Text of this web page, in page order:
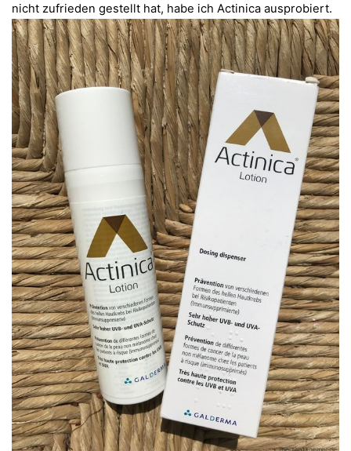
nicht zufrieden gestellt hat, habe ich Actinica ausprobiert.